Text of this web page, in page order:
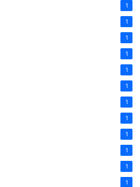
1
1
1
1
1
1
1
1
1
1
1
1